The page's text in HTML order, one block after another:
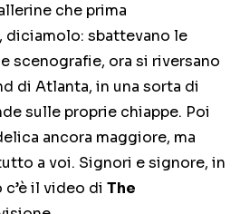
che prima
diciamolo: sbattevano le
scenografie, ora si riversano
di Atlanta, in una sorta di
sulle proprie chiappe. Poi
ancora maggiore, ma
a voi. Signori e signore, in
il video di The